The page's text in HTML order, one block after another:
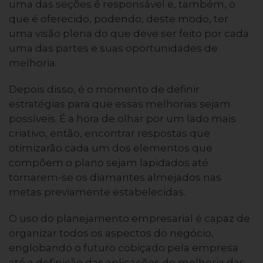
uma das seções é responsável e, também, o
que é oferecido, podendo, deste modo, ter
uma visão plena do que deve ser feito por cada
uma das partes e suas oportunidades de
melhoria.
Depois disso, é o momento de definir
estratégias para que essas melhorias sejam
possíveis. É a hora de olhar por um lado mais
criativo, então, encontrar respostas que
otimizarão cada um dos elementos que
compõem o plano sejam lapidados até
tornarem-se os diamantes almejados nas
metas previamente estabelecidas.
O uso do planejamento empresarial é capaz de
organizar todos os aspectos do negócio,
englobando o futuro cobiçado pela empresa